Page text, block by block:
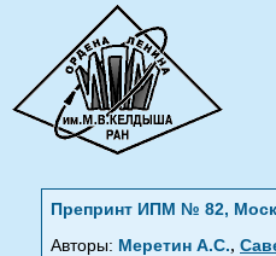
Препринт ИПМ № 82,
Авторы: Меретин А.С.,